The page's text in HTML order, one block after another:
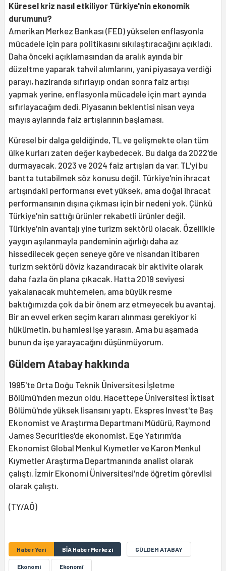
Küresel kriz nasıl etkiliyor Türkiye'nin ekonomik
durumunu?
Amerikan Merkez Bankası (FED) yükselen enflasyonla
mücadele için para politikasını sıkılaştıracağını açıkladı.
Daha önceki açıklamasından da aralık ayında bir
düzeltme yaparak tahvil alımlarını, yani piyasaya verdiği
parayı, haziranda sıfırlayıp ondan sonra faiz artışı
yapmak yerine, enflasyonla mücadele için mart ayında
sıfırlayacağım dedi. Piyasanın beklentisi nisan veya
mayıs aylarında faiz artışlarının başlaması.
Küresel bir dalga geldiğinde, TL ve gelişmekte olan tüm
ülke kurları zaten değer kaybedecek. Bu dalga da 2022'de
durmayacak. 2023 ve 2024 faiz artışları da var. TL'yi bu
bantta tutabilmek söz konusu değil. Türkiye'nin ihracat
artışındaki performansı evet yüksek, ama doğal ihracat
performansının dışına çıkması için bir nedeni yok. Çünkü
Türkiye'nin sattığı ürünler rekabetli ürünler değil.
Türkiye'nin avantajı yine turizm sektörü olacak. Özellikle
yaygın aşılanmayla pandeminin ağırlığı daha az
hissedilecek geçen seneye göre ve nisandan itibaren
turizm sektörü döviz kazandıracak bir aktivite olarak
daha fazla ön plana çıkacak. Hatta 2019 seviyesi
yakalanacak muhtemelen, ama büyük resme
baktığımızda çok da bir önem arz etmeyecek bu avantaj.
Bir an evvel erken seçim kararı alınması gerekiyor ki
hükümetin, bu hamlesi işe yarasın. Ama bu aşamada
bunun da işe yarayacağını düşünmüyorum.
Güldem Atabay hakkında
1995'te Orta Doğu Teknik Üniversitesi İşletme
Bölümü'nden mezun oldu. Hacettepe Üniversitesi İktisat
Bölümü'nde yüksek lisansını yaptı. Ekspres Invest'te Baş
Ekonomist ve Araştırma Departmanı Müdürü, Raymond
James Securities'de ekonomist, Ege Yatırım'da
Ekonomist Global Menkul Kıymetler ve Karon Menkul
Kıymetler Araştırma Departmanında analist olarak
çalıştı. İzmir Ekonomi Üniversitesi'nde öğretim görevlisi
olarak çalıştı.
(TY/AÖ)
Haber Yeri BİA Haber Merkezi GÜLDEM ATABAY
Ekonomi Ekonomî